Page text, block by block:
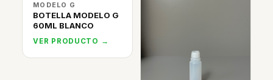
MODELO G
BOTELLA MODELO G
60ML BLANCO
VER PRODUCTO →